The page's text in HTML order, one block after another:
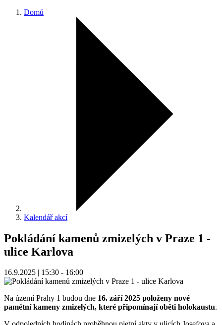
Domů
Kalendář akcí
Pokládání kamenů zmizelých v Praze 1 -
ulice Karlova
16.9.2025 | 15:30 - 16:00
Na území Prahy 1 budou dne 16. září 2025 položeny nové
pamětní kameny zmizelých, které připomínají oběti holokaustu.